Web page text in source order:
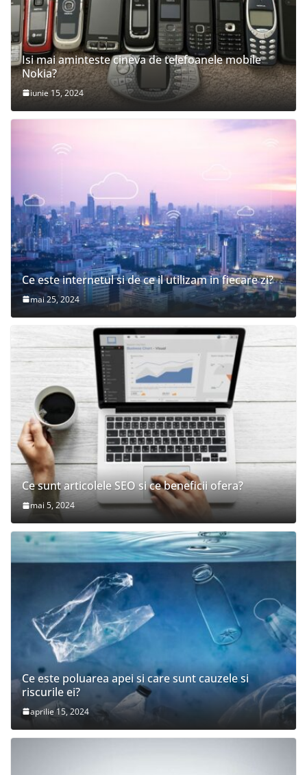
Isi mai aminteste cineva de telefoanele mobile
Nokia?
iunie 15, 2024
Ce este internetul si de ce il utilizam in fiecare zi?
mai 25, 2024
Ce sunt articolele SEO si ce beneficii ofera?
mai 5, 2024
Ce este poluarea apei si care sunt cauzele si
riscurile ei?
aprilie 15, 2024